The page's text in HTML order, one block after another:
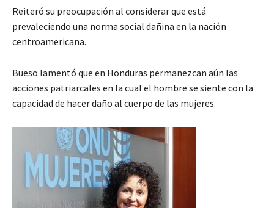
Reiteró su preocupación al considerar que está
prevaleciendo una norma social dañina en la nación
centroamericana.
Bueso lamentó que en Honduras permanezcan aún las
acciones patriarcales en la cual el hombre se siente con la
capacidad de hacer daño al cuerpo de las mujeres.